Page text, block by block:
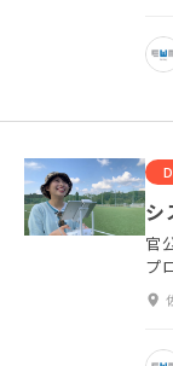
シ
官
プ